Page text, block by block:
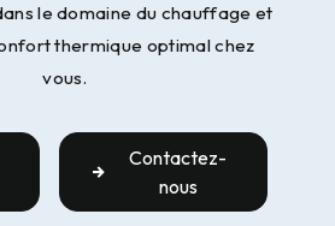
le domaine du chauffage et
thermique optimal chez
vous.
Contactez-
nous